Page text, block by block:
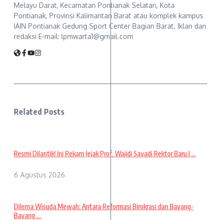
Melayu Darat, Kecamatan Pontianak Selatan, Kota
Pontianak, Provinsi Kalimantan Barat atau komplek kampus
IAIN Pontianak Gedung Sport Center Bagian Barat. Iklan dan
redaksi E-mail: lpmwarta1@gmail.com
Related Posts
Resmi Dilantik! Ini Rekam Jejak Prof. Wajidi Sayadi Rektor Baru I ...
6 Agustus 2026
Dilema Wisuda Mewah: Antara Reformasi Birokrasi dan Bayang-
Bayang ...